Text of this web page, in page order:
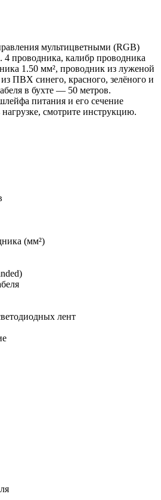
мультицветными (RGB)
проводника, калибр проводника
1.50 мм², проводник из луженой
ПВХ синего, красного, зелёного и
в бухте — 50 метров.
питания и его сечение
смотрите инструкцию.
(мм²)
лент